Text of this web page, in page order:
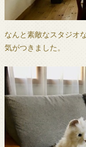
なんと素敵なスタジオ
気がつきました。